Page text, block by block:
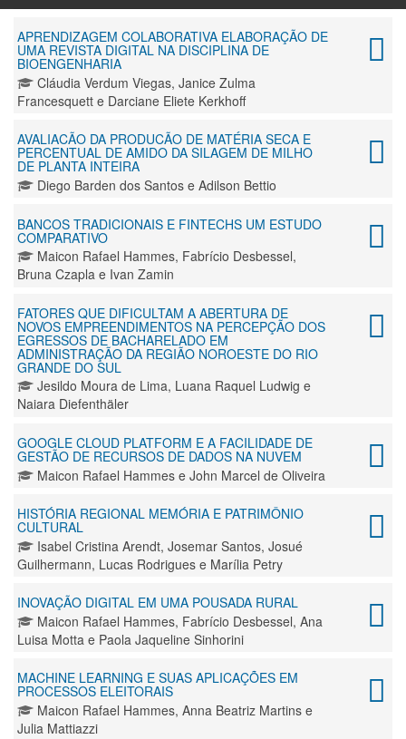
APRENDIZAGEM COLABORATIVA ELABORAÇÃO DE
UMA REVISTA DIGITAL NA DISCIPLINA DE
BIOENGENHARIA
Cláudia Verdum Viegas, Janice Zulma
Francesquett e Darciane Eliete Kerkhoff
AVALIACÃO DA PRODUCÃO DE MATÉRIA SECA E
PERCENTUAL DE AMIDO DA SILAGEM DE MILHO
DE PLANTA INTEIRA
Diego Barden dos Santos e Adilson Bettio
BANCOS TRADICIONAIS E FINTECHS UM ESTUDO
COMPARATIVO
Maicon Rafael Hammes, Fabrício Desbessel,
Bruna Czapla e Ivan Zamin
FATORES QUE DIFICULTAM A ABERTURA DE
NOVOS EMPREENDIMENTOS NA PERCEPÇÃO DOS
EGRESSOS DE BACHARELADO EM
ADMINISTRAÇÃO DA REGIÃO NOROESTE DO RIO
GRANDE DO SUL
Jesildo Moura de Lima, Luana Raquel Ludwig e
Naiara Diefenthäler
GOOGLE CLOUD PLATFORM E A FACILIDADE DE
GESTÃO DE RECURSOS DE DADOS NA NUVEM
Maicon Rafael Hammes e John Marcel de Oliveira
HISTÓRIA REGIONAL MEMÓRIA E PATRIMÔNIO
CULTURAL
Isabel Cristina Arendt, Josemar Santos, Josué
Guilhermann, Lucas Rodrigues e Marília Petry
INOVAÇÃO DIGITAL EM UMA POUSADA RURAL
Maicon Rafael Hammes, Fabrício Desbessel, Ana
Luisa Motta e Paola Jaqueline Sinhorini
MACHINE LEARNING E SUAS APLICAÇÕES EM
PROCESSOS ELEITORAIS
Maicon Rafael Hammes, Anna Beatriz Martins e
Julia Mattiazzi